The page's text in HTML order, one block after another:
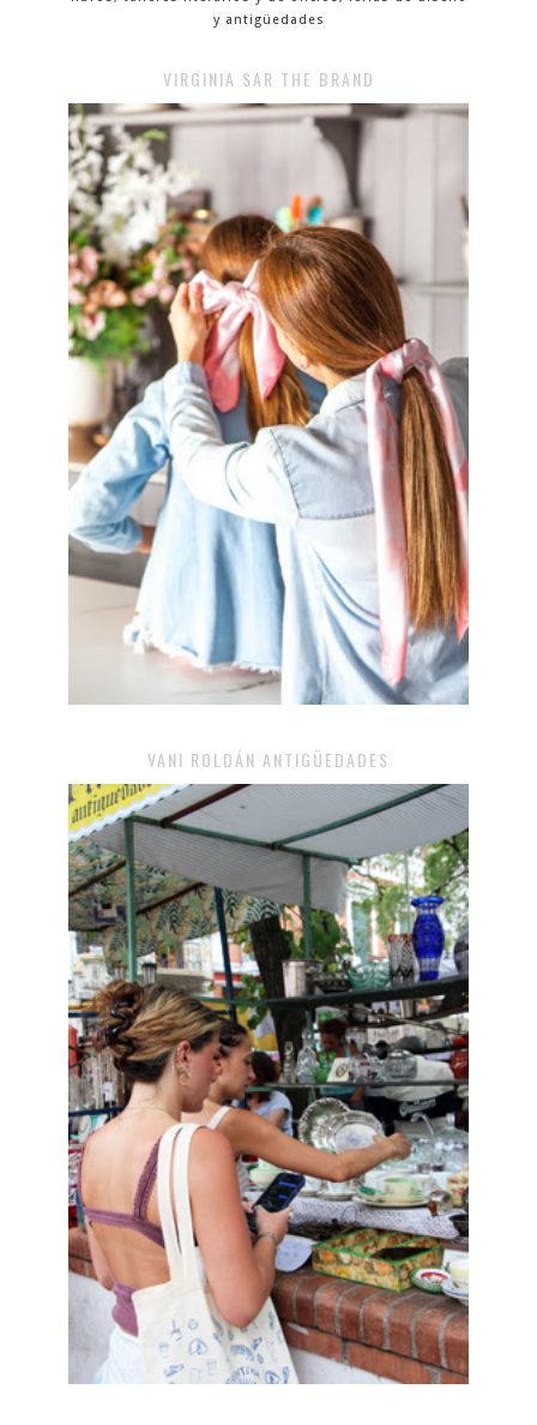
y antigüedades
VIRGINIA SAR THE BRAND
VANI ROLDÁN ANTIGÜEDADES